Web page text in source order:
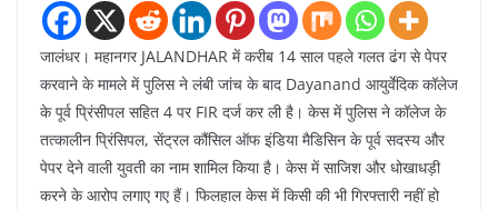
जालंधर। महानगर JALANDHAR में करीब 14 साल पहले गलत ढंग से पेपर
करवाने के मामले में पुलिस ने लंबी जांच के बाद Dayanand आयुर्वेदिक कॉलेज
के पूर्व प्रिंसीपल सहित 4 पर FIR दर्ज कर ली है। केस में पुलिस ने कॉलेज के
तत्कालीन प्रिंसिपल, सेंट्रल कौंसिल ऑफ इंडिया मैडिसिन के पूर्व सदस्य और
पेपर देने वाली युवती का नाम शामिल किया है। केस में साजिश और धोखाधड़ी
करने के आरोप लगाए गए हैं। फिलहाल केस में किसी की भी गिरफ्तारी नहीं हो